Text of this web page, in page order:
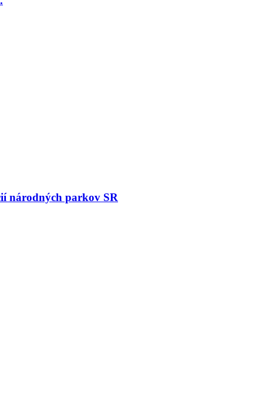
národných parkov SR